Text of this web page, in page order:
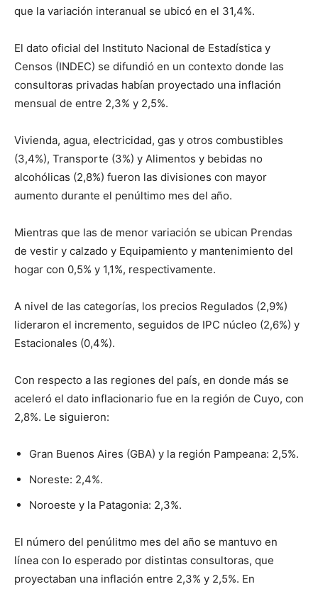
que la variación interanual se ubicó en el 31,4%.
El dato oficial del Instituto Nacional de Estadística y
Censos (INDEC) se difundió en un contexto donde las
consultoras privadas habían proyectado una inflación
mensual de entre 2,3% y 2,5%.
Vivienda, agua, electricidad, gas y otros combustibles
(3,4%), Transporte (3%) y Alimentos y bebidas no
alcohólicas (2,8%) fueron las divisiones con mayor
aumento durante el penúltimo mes del año.
Mientras que las de menor variación se ubican Prendas
de vestir y calzado y Equipamiento y mantenimiento del
hogar con 0,5% y 1,1%, respectivamente.
A nivel de las categorías, los precios Regulados (2,9%)
lideraron el incremento, seguidos de IPC núcleo (2,6%) y
Estacionales (0,4%).
Con respecto a las regiones del país, en donde más se
aceleró el dato inflacionario fue en la región de Cuyo, con
2,8%. Le siguieron:
Gran Buenos Aires (GBA) y la región Pampeana: 2,5%.
Noreste: 2,4%.
Noroeste y la Patagonia: 2,3%.
El número del penúlitmo mes del año se mantuvo en
línea con lo esperado por distintas consultoras, que
proyectaban una inflación entre 2,3% y 2,5%. En